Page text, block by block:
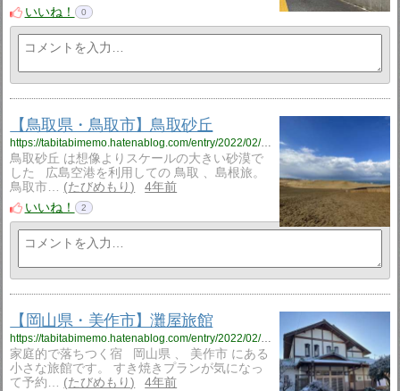
いいね！
0
【鳥取県・鳥取市】鳥取砂丘
https://tabitabimemo.hatenablog.com/entry/2022/02/09/192257
鳥取砂丘 は想像よりスケールの大きい砂漠で
した 広島空港を利用しての 鳥取 、島根旅。
鳥取市…
たびめもり
4年前
いいね！
2
【岡山県・美作市】灘屋旅館
https://tabitabimemo.hatenablog.com/entry/2022/02/07/180000
家庭的で落ちつく宿 岡山県 、 美作市 にある
小さな旅館です。 すき焼きプランが気になっ
て予約…
たびめもり
4年前